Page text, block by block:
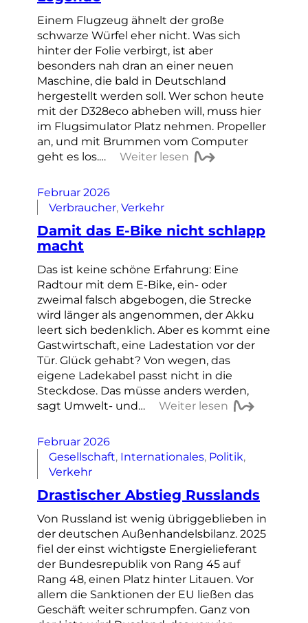
Einem Flugzeug ähnelt der große
schwarze Würfel eher nicht. Was sich
hinter der Folie verbirgt, ist aber
besonders nah dran an einer neuen
Maschine, die bald in Deutschland
hergestellt werden soll. Wer schon heute
mit der D328eco abheben will, muss hier
im Flugsimulator Platz nehmen. Propeller
an, und mit Brummen vom Computer
geht es los.…
Weiter lesen
Februar 2026
Verbraucher, Verkehr
Damit das E-Bike nicht schlapp
macht
Das ist keine schöne Erfahrung: Eine
Radtour mit dem E-Bike, ein- oder
zweimal falsch abgebogen, die Strecke
wird länger als angenommen, der Akku
leert sich bedenklich. Aber es kommt eine
Gastwirtschaft, eine Ladestation vor der
Tür. Glück gehabt? Von wegen, das
eigene Ladekabel passt nicht in die
Steckdose. Das müsse anders werden,
sagt Umwelt- und…
Weiter lesen
Februar 2026
Gesellschaft, Internationales, Politik
Verkehr
Drastischer Abstieg Russlands
Von Russland ist wenig übriggeblieben in
der deutschen Außenhandelsbilanz. 2025
fiel der einst wichtigste Energielieferant
der Bundesrepublik von Rang 45 auf
Rang 48, einen Platz hinter Litauen. Vor
allem die Sanktionen der EU ließen das
Geschäft weiter schrumpfen. Ganz von